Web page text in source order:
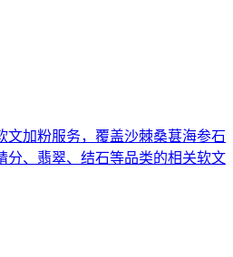
文加粉服务，覆盖沙棘桑葚海参石
分、翡翠、结石等品类的相关软文